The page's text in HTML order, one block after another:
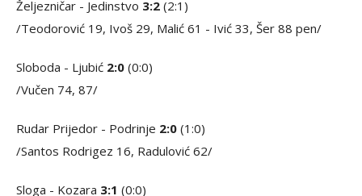
Željezničar - Jedinstvo 3:2 (2:1)
/Teodorović 19, Ivoš 29, Malić 61 - Ivić 33, Šer 88 pen/
Sloboda - Ljubić 2:0 (0:0)
/Vučen 74, 87/
Rudar Prijedor - Podrinje 2:0 (1:0)
/Santos Rodrigez 16, Radulović 62/
Sloga - Kozara 3:1 (0:0)